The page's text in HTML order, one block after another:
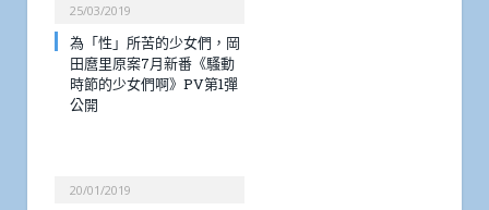
25/03/2019
為「性」所苦的少女們，岡
田麿里原案7月新番《騷動
時節的少女們啊》PV第1彈
公開
20/01/2019